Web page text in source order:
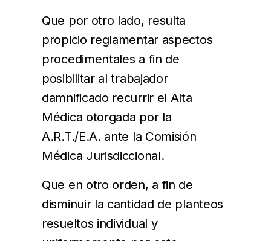
Que por otro lado, resulta
propicio reglamentar aspectos
procedimentales a fin de
posibilitar al trabajador
damnificado recurrir el Alta
Médica otorgada por la
A.R.T./E.A. ante la Comisión
Médica Jurisdiccional.
Que en otro orden, a fin de
disminuir la cantidad de planteos
resueltos individual y